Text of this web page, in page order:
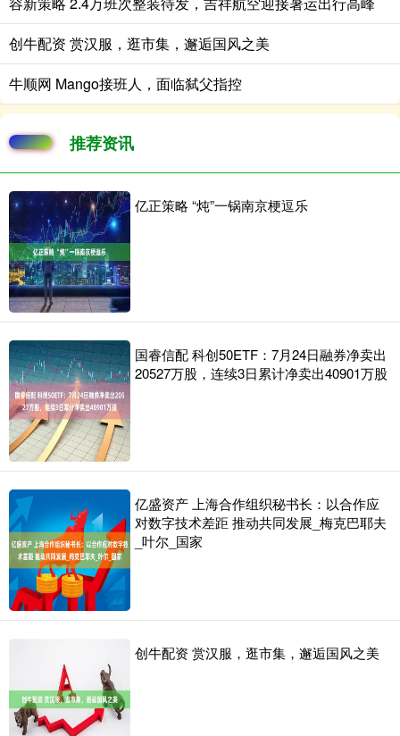
创牛配资 赏汉服，逛市集，邂逅国风之美
牛顺网 Mango接班人，面临弑父指控
推荐资讯
亿正策略 “炖”一锅南京梗逗乐
国睿信配 科创50ETF：7月24日融券净卖出
20527万股，连续3日累计净卖出40901万股
亿盛资产 上海合作组织秘书长：以合作应
对数字技术差距 推动共同发展_梅克巴耶夫
_叶尔_国家
创牛配资 赏汉服，逛市集，邂逅国风之美